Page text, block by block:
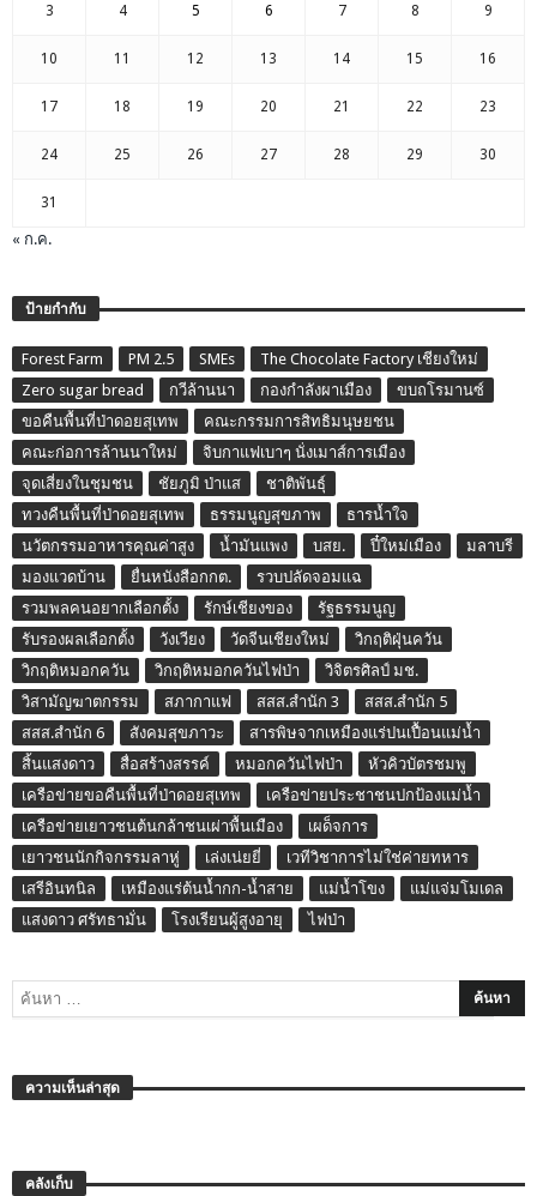
3 4 5 6 7 8 9
10 11 12 13 14 15 16
17 18 19 20 21 22 23
24 25 26 27 28 29 30
31
« ก.ค.
ป้ายกำกับ
Forest Farm PM 2.5 SMEs
The Chocolate Factory เชียงใหม่
Zero sugar bread
กวีล้านนา กองกำลังผาเมือง
ขบถโรมานซ์
ขอคืนพื้นที่ป่าดอยสุเทพ
คณะกรรมการสิทธิมนุษยชน
คณะก่อการล้านนาใหม่
จิบกาแฟเบาๆ นั่งเมาส์การเมือง
จุดเสี่ยงในชุมชน
ชัยภูมิ ป่าแส
ชาติพันธุ์
ทวงคืนพื้นที่ป่าดอยสุเทพ
ธรรมนูญสุขภาพ
ธารน้ำใจ
นวัตกรรมอาหารคุณค่าสูง
น้ำมันแพง บสย. ปี๋ใหม่เมือง
มลาบรี
มองแวดบ้าน
ยื่นหนังสือกกต.
รวบปลัดจอมแฉ
รวมพลคนอยากเลือกตั้ง
รักษ์เชียงของ
รัฐธรรมนูญ
รับรองผลเลือกตั้ง
วังเวียง วัดจีนเชียงใหม่
วิกฤติฝุ่นควัน
วิกฤติหมอกควัน
วิกฤติหมอกควันไฟป่า
วิจิตรศิลป์ มช.
วิสามัญฆาตกรรม
สภากาแฟ สสส.สำนัก 3
สสส.สำนัก 5
สสส.สำนัก 6
สังคมสุขภาวะ
สารพิษจากเหมืองแร่ปนเปื้อนแม่น้ำ
สิ้นแสงดาว
สื่อสร้างสรรค์ หมอกควันไฟป่า
หัวคิวบัตรชมพู
เครือข่ายขอคืนพื้นที่ป่าดอยสุเทพ
เครือข่ายประชาชนปกป้องแม่น้ำ
เครือข่ายเยาวชนต้นกล้าชนเผ่าพื้นเมือง
เผด็จการ
เยาวชนนักกิจกรรมลาหู่
เล่งเน่ยยี่
เวทีวิชาการไม่ใช่ค่ายทหาร
เสรีอินทนิล
เหมืองแร่ต้นน้ำกก-น้ำสาย แม่น้ำโขง
แม่แจ่มโมเดล
แสงดาว ศรัทธามั่น
โรงเรียนผู้สูงอายุ ไฟป่า
ความเห็นล่าสุด
คลังเก็บ